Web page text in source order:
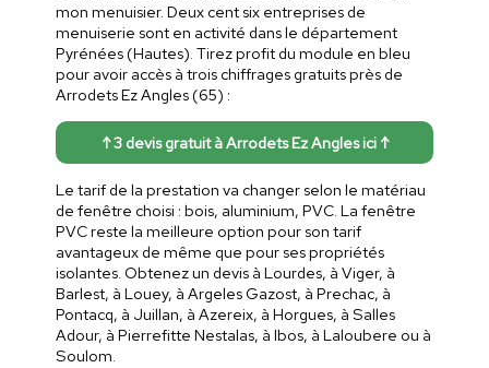
mon menuisier. Deux cent six entreprises de
menuiserie sont en activité dans le département
Pyrénées (Hautes). Tirez profit du module en bleu
pour avoir accès à trois chiffrages gratuits près de
Arrodets Ez Angles (65) :
↑ 3 devis gratuit à Arrodets Ez Angles ici ↑
Le tarif de la prestation va changer selon le matériau
de fenêtre choisi : bois, aluminium, PVC. La fenêtre
PVC reste la meilleure option pour son tarif
avantageux de même que pour ses propriétés
isolantes. Obtenez un devis à Lourdes, à Viger, à
Barlest, à Louey, à Argeles Gazost, à Prechac, à
Pontacq, à Juillan, à Azereix, à Horgues, à Salles
Adour, à Pierrefitte Nestalas, à Ibos, à Laloubere ou à
Soulom.